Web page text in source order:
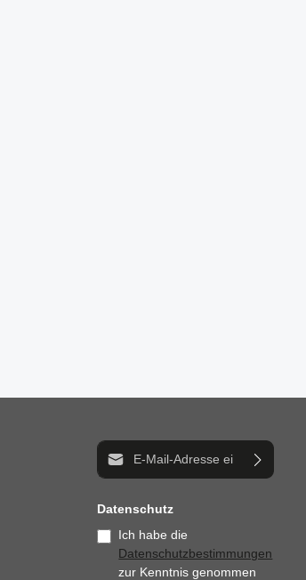
E-Mail-Adresse*
Datenschutz
Ich habe die
Datenschutzbestimmungen
zur Kenntnis genommen